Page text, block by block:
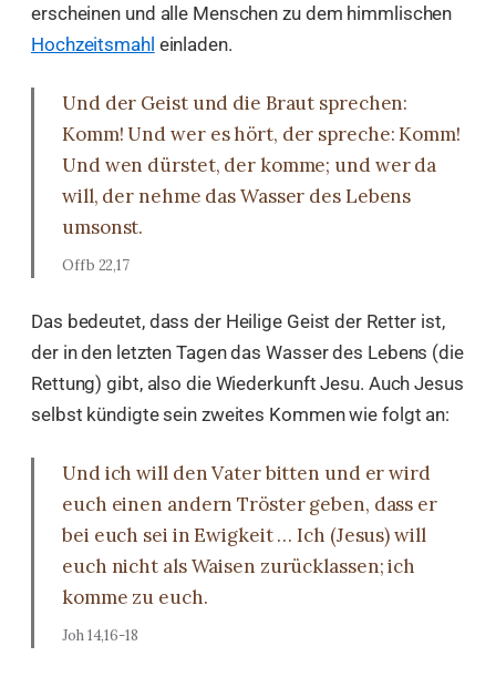
erscheinen und alle Menschen zu dem himmlischen
Hochzeitsmahl einladen.
Und der Geist und die Braut sprechen:
Komm! Und wer es hört, der spreche: Komm!
Und wen dürstet, der komme; und wer da
will, der nehme das Wasser des Lebens
umsonst.
Offb 22,17
Das bedeutet, dass der Heilige Geist der Retter ist,
der in den letzten Tagen das Wasser des Lebens (die
Rettung) gibt, also die Wiederkunft Jesu. Auch Jesus
selbst kündigte sein zweites Kommen wie folgt an:
Und ich will den Vater bitten und er wird
euch einen andern Tröster geben, dass er
bei euch sei in Ewigkeit … Ich (Jesus) will
euch nicht als Waisen zurücklassen; ich
komme zu euch.
Joh 14,16-18